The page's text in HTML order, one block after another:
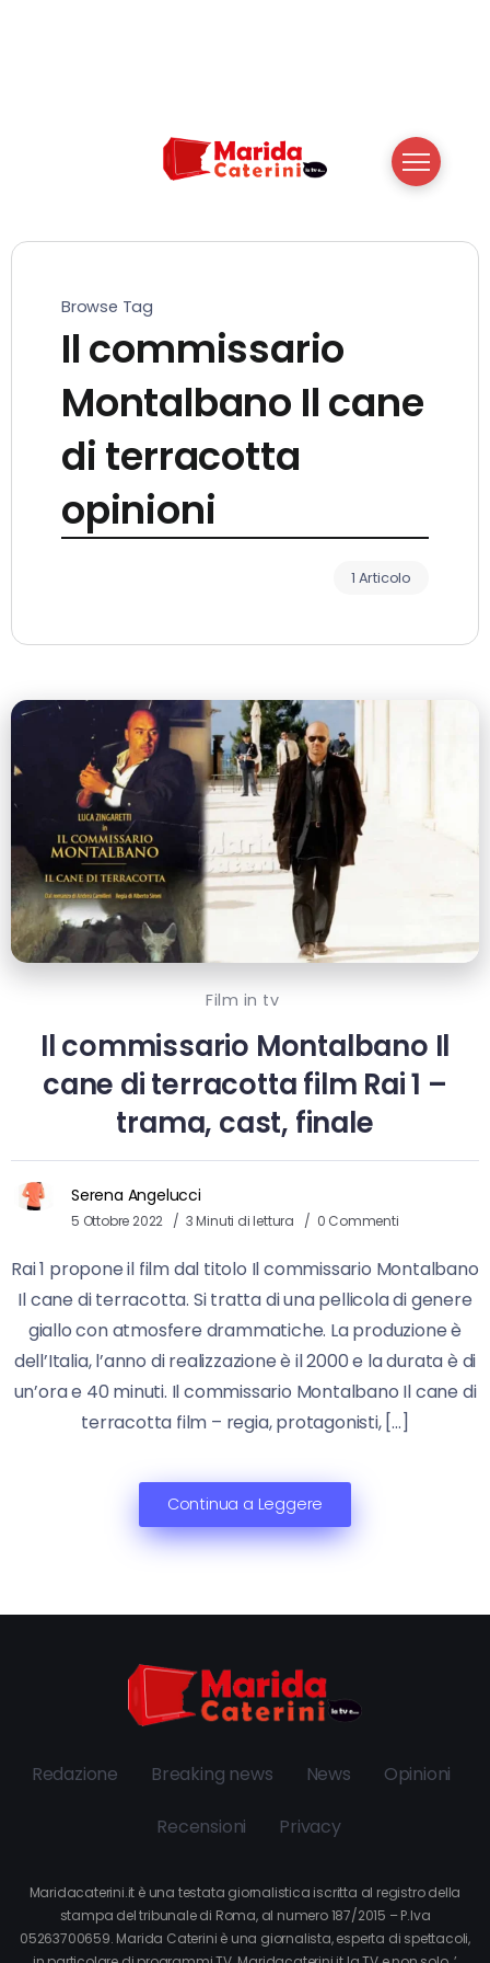
Browse Tag
Il commissario
Montalbano Il cane
di terracotta
opinioni
1 Articolo
Film in tv
Il commissario Montalbano Il
cane di terracotta film Rai 1 –
trama, cast, finale
Serena Angelucci
5 Ottobre 2022 3 Minuti di lettura 0 Commenti
Rai 1 propone il film dal titolo Il commissario Montalbano
Il cane di terracotta. Si tratta di una pellicola di genere
giallo con atmosfere drammatiche. La produzione è
dell’Italia, l’anno di realizzazione è il 2000 e la durata è di
un’ora e 40 minuti. Il commissario Montalbano Il cane di
terracotta film – regia, protagonisti, […]
Continua a Leggere
Redazione Breaking news News Opinioni
Recensioni Privacy
Maridacaterini.it è una testata giornalistica iscritta al registro della
stampa del tribunale di Roma, al numero 187/2015 – P.Iva
05263700659. Marida Caterini è una giornalista, esperta di spettacoli,